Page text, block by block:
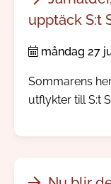
upptäck S:t
måndag 27
Sommarens
utflykter till S:t
dricka